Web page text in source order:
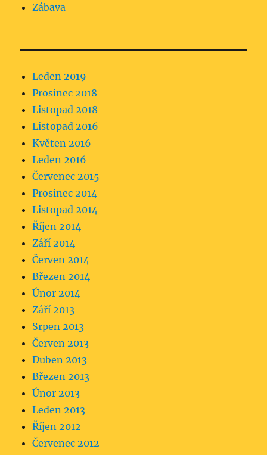
Zábava
Leden 2019
Prosinec 2018
Listopad 2018
Listopad 2016
Květen 2016
Leden 2016
Červenec 2015
Prosinec 2014
Listopad 2014
Říjen 2014
Září 2014
Červen 2014
Březen 2014
Únor 2014
Září 2013
Srpen 2013
Červen 2013
Duben 2013
Březen 2013
Únor 2013
Leden 2013
Říjen 2012
Červenec 2012